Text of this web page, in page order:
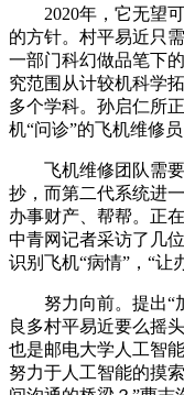
2020年，它无望可
的方针。村平易近只
一部门科幻做品笔下
究范围从计较机科学
多个学科。孙启仁所
机“问诊”的飞机维修员
飞机维修团队需要
抄，而第二代系统进
办事财产、帮帮。正
中青网记者采访了几
识别飞机“病情”，“让
努力向前。提出“加
良多村平易近要么摇
也是邮电大学人工智
努力于人工智能的摸